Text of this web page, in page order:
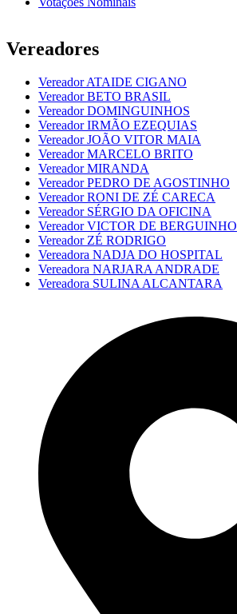
Vereadores
Vereador ATAIDE CIGANO
Vereador BETO BRASIL
Vereador DOMINGUINHOS
Vereador IRMÃO EZEQUIAS
Vereador JOÃO VITOR MAIA
Vereador MARCELO BRITO
Vereador MIRANDA
Vereador PEDRO DE AGOSTINHO
Vereador RONI DE ZÉ CARECA
Vereador SÉRGIO DA OFICINA
Vereador VICTOR DE BERGUINHO
Vereador ZÉ RODRIGO
Vereadora NADJA DO HOSPITAL
Vereadora NARJARA ANDRADE
Vereadora SULINA ALCANTARA